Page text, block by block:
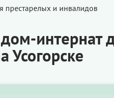
престарелых и инвалидов
интернат
Усогорске